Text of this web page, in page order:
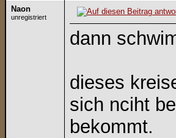
Naon
unregistriert
dann
dieses
sich nciht
bekommt.